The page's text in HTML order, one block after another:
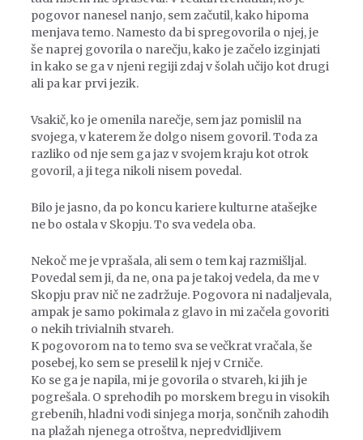
pogovor nanesel nanjo, sem začutil, kako hipoma
menjava temo. Namesto da bi spregovorila o njej, je
še naprej govorila o narečju, kako je začelo izginjati
in kako se ga v njeni regiji zdaj v šolah učijo kot drugi
ali pa kar prvi jezik.
Vsakič, ko je omenila narečje, sem jaz pomislil na
svojega, v katerem že dolgo nisem govoril. Toda za
razliko od nje sem ga jaz v svojem kraju kot otrok
govoril, a ji tega nikoli nisem povedal.
Bilo je jasno, da po koncu kariere kulturne atašejke
ne bo ostala v Skopju. To sva vedela oba.
Nekoč me je vprašala, ali sem o tem kaj razmišljal.
Povedal sem ji, da ne, ona pa je takoj vedela, da me v
Skopju prav nič ne zadržuje. Pogovora ni nadaljevala,
ampak je samo pokimala z glavo in mi začela govoriti
o nekih trivialnih stvareh.
K pogovorom na to temo sva se večkrat vračala, še
posebej, ko sem se preselil k njej v Crniče.
Ko se ga je napila, mi je govorila o stvareh, ki jih je
pogrešala. O sprehodih po morskem bregu in visokih
grebenih, hladni vodi sinjega morja, sončnih zahodih
na plažah njenega otroštva, nepredvidljivem